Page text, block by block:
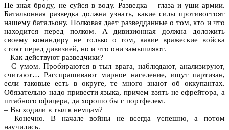
Не зная броду, не суйся в воду. Разведка – глаза и уши армии.
Батальонная разведка должна узнать, какие силы противостоят
нашему батальону. Полковая дает разведданные о том, кто и что
находится перед полком. А дивизионная должна доложить
своему командиру не только о том, какие вражеские войска
стоят перед дивизией, но и что они замышляют.
– Как действуют разведчики?
– С умом. Пробираются в тыл врага, наблюдают, анализируют,
считают… Расспрашивают мирное население, ищут партизан,
если таковые есть в округе, те много знают об оккупантах.
Обязательно надо привести языка, причем взять не ефрейтора, а
штабного офицера, да хорошо бы с портфелем.
– Вы ходили в тыл к немцам?
– Конечно. В начале войны не всегда успешно, а потом
научились.